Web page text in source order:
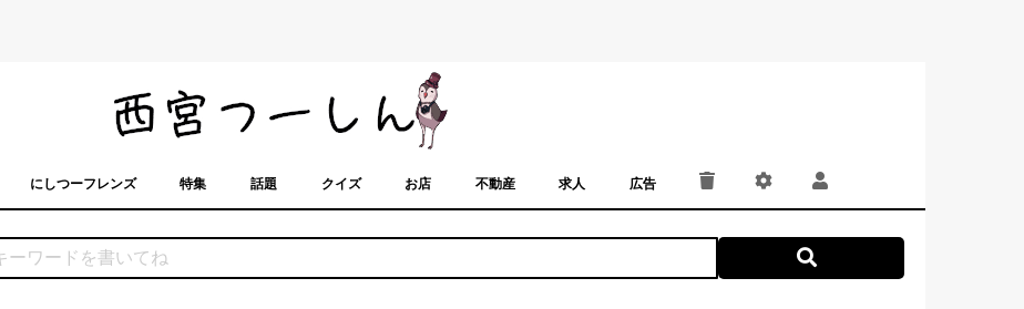
にしつーフレンズ 特集 話題 クイズ お店 不動産 求人 広告